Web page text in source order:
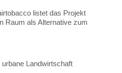
listet das Projekt
Raum als Alternative zum
Landwirtschaft